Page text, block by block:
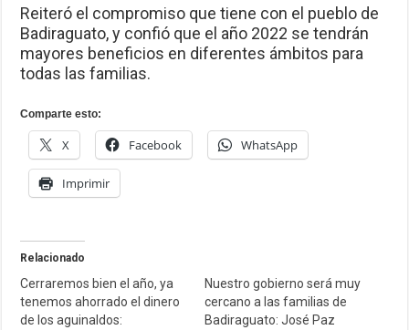
Reiteró el compromiso que tiene con el pueblo de
Badiraguato, y confió que el año 2022 se tendrán
mayores beneficios en diferentes ámbitos para
todas las familias.
Comparte esto:
X Facebook WhatsApp
Imprimir
Relacionado
Cerraremos bien el año, ya
tenemos ahorrado el dinero
de los aguinaldos:
Nuestro gobierno será muy
cercano a las familias de
Badiraguato: José Paz